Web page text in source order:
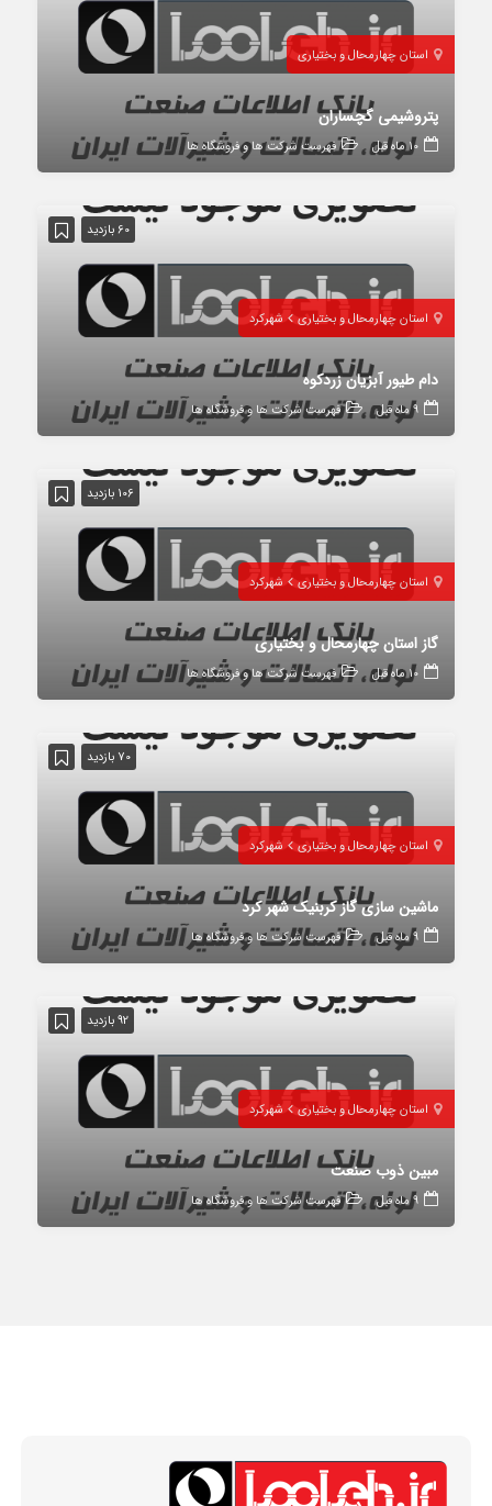
استان چهارمحال و بختیاری
پتروشیمی گچساران
10 ماه قبل فهرست شرکت ها و فروشگاه ها
60 بازدید
استان چهارمحال و بختیاری شهرکرد
دام طیور آبزیان زردکوه
9 ماه قبل فهرست شرکت ها و فروشگاه ها
106 بازدید
استان چهارمحال و بختیاری شهرکرد
گاز استان چهارمحال و بختیاری
10 ماه قبل فهرست شرکت ها و فروشگاه ها
70 بازدید
استان چهارمحال و بختیاری شهرکرد
ماشین سازی گاز کربنیک شهر کرد
9 ماه قبل فهرست شرکت ها و فروشگاه ها
92 بازدید
استان چهارمحال و بختیاری شهرکرد
مبین ذوب صنعت
9 ماه قبل فهرست شرکت ها و فروشگاه ها